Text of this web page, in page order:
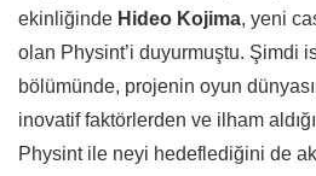
ekinliğinde Hideo Kojima, yeni
olan Physint’i duyurmuştu. Şimdi
bölümünde, projenin oyun
inovatif faktörlerden ve ilham
Physint ile neyi hedeflediğini de